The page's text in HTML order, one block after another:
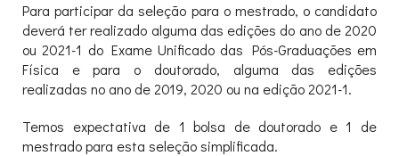
Para participar da seleção para o mestrado, o candidato
deverá ter realizado alguma das edições do ano de 2020
ou 2021-1 do Exame Unificado das Pós-Graduações em
Física e para o doutorado, alguma das edições
realizadas no ano de 2019, 2020 ou na edição 2021-1.
Temos expectativa de 1 bolsa de doutorado e 1 de
mestrado para esta seleção simplificada.